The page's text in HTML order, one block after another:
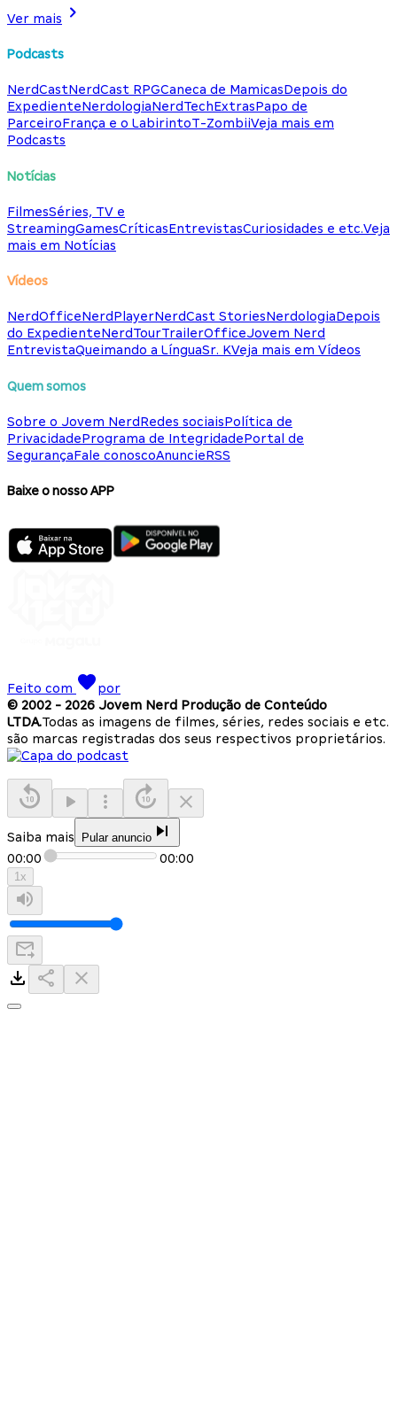
Ver mais
Podcasts
NerdCastNerdCast RPGCaneca de MamicasDepois do
ExpedienteNerdologiaNerdTechExtrasPapo de
ParceiroFrança e o LabirintoT-ZombiiVeja mais em
Podcasts
Notícias
FilmesSéries, TV e
StreamingGamesCríticasEntrevistasCuriosidades e etc.Veja
mais em Notícias
Vídeos
NerdOfficeNerdPlayerNerdCast StoriesNerdologiaDepois
do ExpedienteNerdTourTrailerOfficeJovem Nerd
EntrevistaQueimando a LínguaSr. KVeja mais em Vídeos
Quem somos
Sobre o Jovem NerdRedes sociaisPolítica de
PrivacidadePrograma de IntegridadePortal de
SegurançaFale conoscoAnuncieRSS
Baixe o nosso APP
Feito com
por
© 2002 - 2026 Jovem Nerd Produção de Conteúdo
LTDA.Todas as imagens de filmes, séries, redes sociais e etc.
são marcas registradas dos seus respectivos proprietários.
Saiba mais Pular anuncio
00:00 00:00
1x